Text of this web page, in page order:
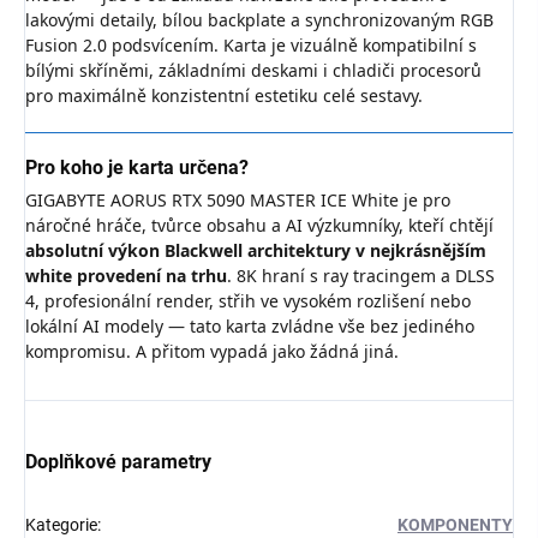
lakovými detaily, bílou backplate a synchronizovaným RGB
Fusion 2.0 podsvícením. Karta je vizuálně kompatibilní s
bílými skříněmi, základními deskami i chladiči procesorů
pro maximálně konzistentní estetiku celé sestavy.
Pro koho je karta určena?
GIGABYTE AORUS RTX 5090 MASTER ICE White je pro
náročné hráče, tvůrce obsahu a AI výzkumníky, kteří chtějí
absolutní výkon Blackwell architektury v nejkrásnějším
white provedení na trhu. 8K hraní s ray tracingem a DLSS
4, profesionální render, střih ve vysokém rozlišení nebo
lokální AI modely — tato karta zvládne vše bez jediného
kompromisu. A přitom vypadá jako žádná jiná.
Doplňkové parametry
Kategorie: KOMPONENTY